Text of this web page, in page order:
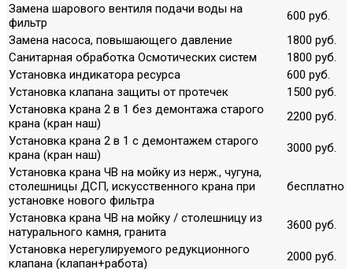
Замена шарового вентиля подачи воды на
фильтр
600 руб.
Замена насоса, повышающего давление
1800 руб.
Санитарная обработка Осмотических систем
1800 руб.
Установка индикатора ресурса
600 руб.
Установка клапана защиты от протечек
1500 руб.
Установка крана 2 в 1 без демонтажа старого
крана (кран наш)
2200 руб.
Установка крана 2 в 1 с демонтажем старого
крана (кран наш)
3000 руб.
Установка крана ЧВ на мойку из нерж., чугуна,
столешницы ДСП, искусственного крана при
установке нового фильтра
бесплатно
Установка крана ЧВ на мойку / столешницу из
натурального камня, гранита
3600 руб.
Установка нерегулируемого редукционного
клапана (клапан+работа)
2000 руб.